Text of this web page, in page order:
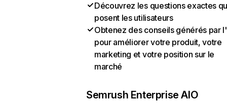
Découvrez les questions exactes
posent les utilisateurs
Obtenez des conseils générés par
pour améliorer votre produit, votre
marketing et votre position sur le
marché
Semrush Enterprise AIO